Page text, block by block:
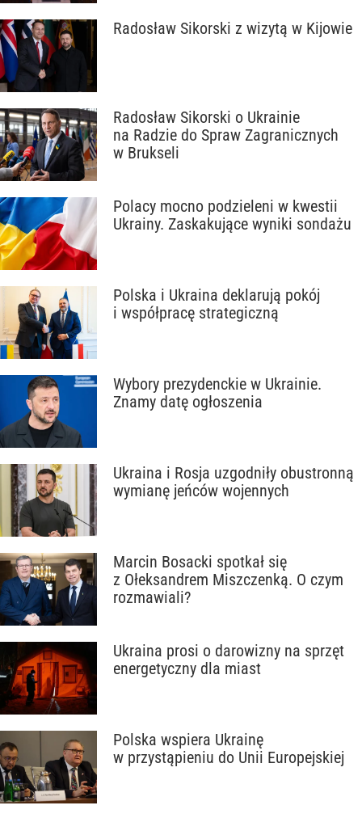
Radosław Sikorski z wizytą w Kijowie
Radosław Sikorski o Ukrainie
na Radzie do Spraw Zagranicznych
w Brukseli
Polacy mocno podzieleni w kwestii
Ukrainy. Zaskakujące wyniki sondażu
Polska i Ukraina deklarują pokój
i współpracę strategiczną
Wybory prezydenckie w Ukrainie.
Znamy datę ogłoszenia
Ukraina i Rosja uzgodniły obustronną
wymianę jeńców wojennych
Marcin Bosacki spotkał się
z Ołeksandrem Miszczenką. O czym
rozmawiali?
Ukraina prosi o darowizny na sprzęt
energetyczny dla miast
Polska wspiera Ukrainę
w przystąpieniu do Unii Europejskiej